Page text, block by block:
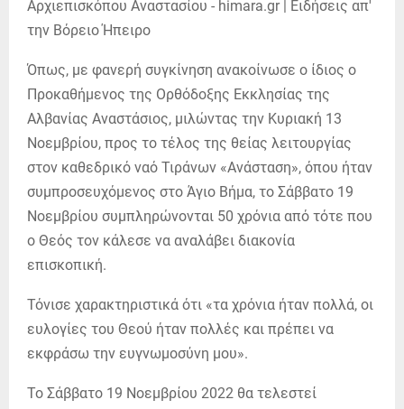
Όπως, με φανερή συγκίνηση ανακοίνωσε ο ίδιος ο
Προκαθήμενος της Ορθόδοξης Εκκλησίας της
Αλβανίας Αναστάσιος, μιλώντας την Κυριακή 13
Νοεμβρίου, προς το τέλος της θείας λειτουργίας
στον καθεδρικό ναό Τιράνων «Ανάσταση», όπου ήταν
συμπροσευχόμενος στο Άγιο Βήμα, το Σάββατο 19
Νοεμβρίου συμπληρώνονται 50 χρόνια από τότε που
ο Θεός τον κάλεσε να αναλάβει διακονία
επισκοπική.
Τόνισε χαρακτηριστικά ότι «τα χρόνια ήταν πολλά, οι
ευλογίες του Θεού ήταν πολλές και πρέπει να
εκφράσω την ευγνωμοσύνη μου».
Το Σάββατο 19 Νοεμβρίου 2022 θα τελεστεί